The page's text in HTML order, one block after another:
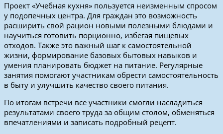
Проект «Учебная кухня» пользуется неизменным спросом
у подопечных центра. Для граждан это возможность
расширить свой рацион новыми полезными блюдами и
научиться готовить порционно, избегая пищевых
отходов. Также это важный шаг к самостоятельной
жизни, формирование базовых бытовых навыков и
умения планировать бюджет на питание. Регулярные
занятия помогают участникам обрести самостоятельность
в быту и улучшить качество своего питания.
По итогам встречи все участники смогли насладиться
результатами своего труда за общим столом, обменяться
впечатлениями и записать подробный рецепт.